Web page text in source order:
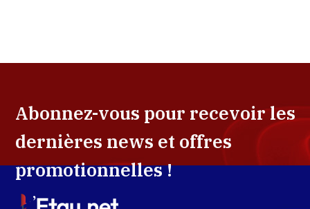
Abonnez-vous pour recevoir les
dernières news et offres
promotionnelles !